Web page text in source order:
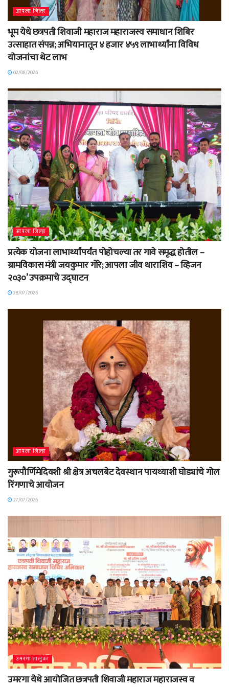
आपला जिल्हा
भूम येथे छत्रपती शिवाजी महाराज महाराजस्व समाधान शिबिर
उत्साहात संपन्न; अभियानातून ४ हजार ४५९ लाभार्थ्यांना विविध
योजनांचा थेट लाभ
02/08/2026
आपला जिल्हा
प्रत्येक योजना लाभार्थ्यांपर्यंत पोहोचल्या तर गावे समृद्ध होतील –
ग्रामविकास मंत्री जयकुमार गोरे; आपला जीव धाराशिव – व्हिजन
२०३०’ उपक्रमाचे उद्घाटन
28/07/2026
आपला जिल्हा
गुरूपौर्णिमेदिवशी श्री क्षेत्र अचलबेट देवस्थान पायथ्याशी घोड्यांचे गोल
रिंगणाचे आयोजन
27/07/2026
उमरगा तालुका
उमरगा येथे आयोजित छत्रपती शिवाजी महाराज महाराजस्व व